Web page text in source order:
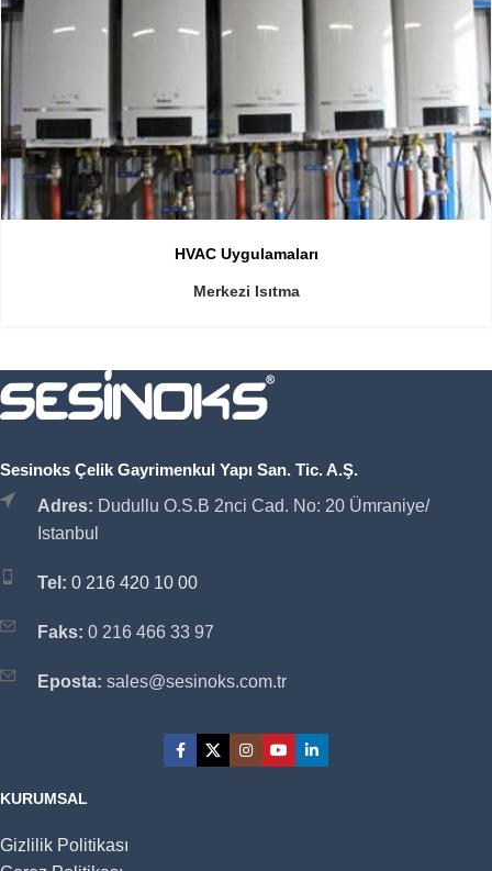
HVAC Uygulamaları
Merkezi Isıtma
Sesinoks Çelik Gayrimenkul Yapı San. Tic. A.Ş.
Adres: Dudullu O.S.B 2nci Cad. No: 20 Ümraniye/
Istanbul
Tel: 0 216 420 10 00
Faks: 0 216 466 33 97
Eposta: sales@sesinoks.com.tr
KURUMSAL
Gizlilik Politikası